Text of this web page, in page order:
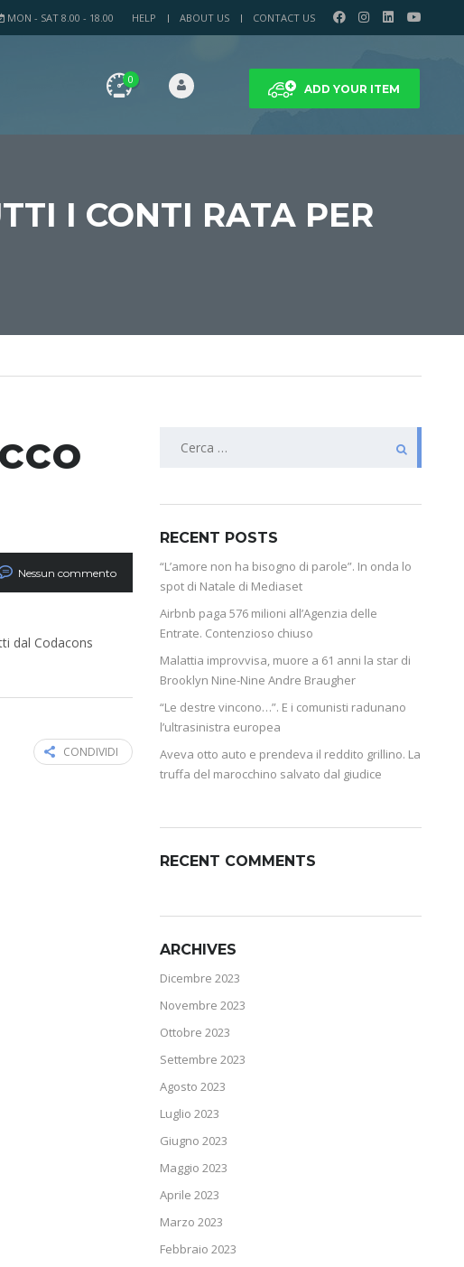
HELP ABOUT US CONTACT US
MON - SAT 8.00 - 18.00
ADD YOUR ITEM
0
I CONTI RATA PER
Nessun commento
dal Codacons
CONDIVIDI
RECENT POSTS
“L’amore non ha bisogno di parole”. In onda lo
spot di Natale di Mediaset
Airbnb paga 576 milioni all’Agenzia delle
Entrate. Contenzioso chiuso
Malattia improvvisa, muore a 61 anni la star di
Brooklyn Nine-Nine Andre Braugher
“Le destre vincono…”. E i comunisti radunano
l’ultrasinistra europea
Aveva otto auto e prendeva il reddito grillino. La
truffa del marocchino salvato dal giudice
RECENT COMMENTS
ARCHIVES
Dicembre 2023
Novembre 2023
Ottobre 2023
Settembre 2023
Agosto 2023
Luglio 2023
Giugno 2023
Maggio 2023
Aprile 2023
Marzo 2023
Febbraio 2023